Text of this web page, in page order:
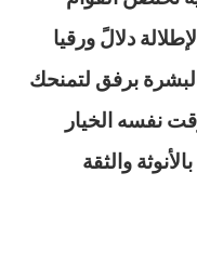
دلالً ورقيا
برفق لتمنحك
نفسه الخيار
والثقة